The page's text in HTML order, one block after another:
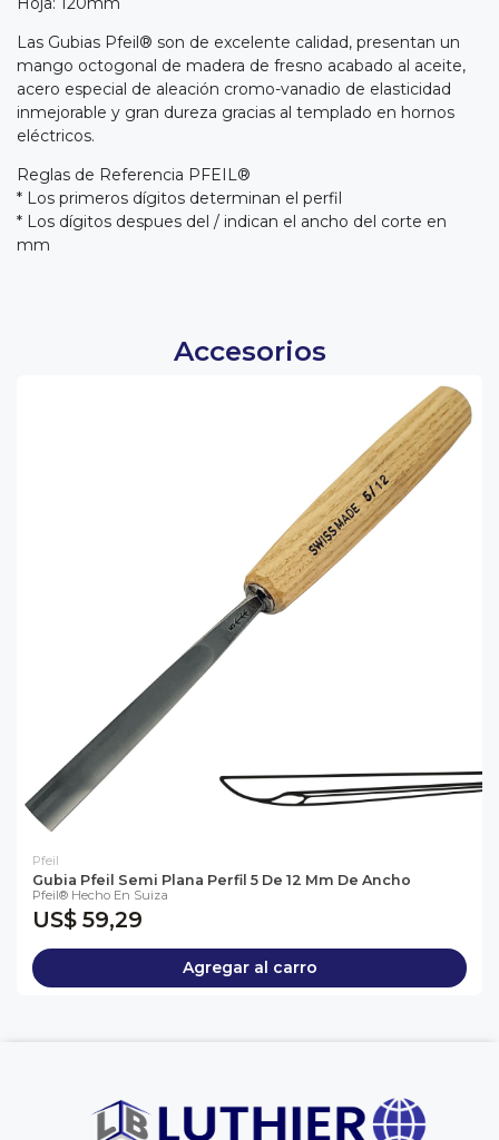
Las Gubias Pfeil® son de excelente calidad, presentan un
mango octogonal de madera de fresno acabado al aceite,
acero especial de aleación cromo-vanadio de elasticidad
inmejorable y gran dureza gracias al templado en hornos
eléctricos.
Reglas de Referencia PFEIL®
* Los primeros dígitos determinan el perfil
* Los dígitos despues del / indican el ancho del corte en
mm
Accesorios
Pfeil
Gubia Pfeil Semi Plana Perfil 5 De 12 Mm De Ancho
Pfeil® Hecho En Suiza
US$ 59,29
Agregar al carro